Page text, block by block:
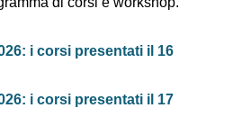
Italiana
e un ricco programma di corsi